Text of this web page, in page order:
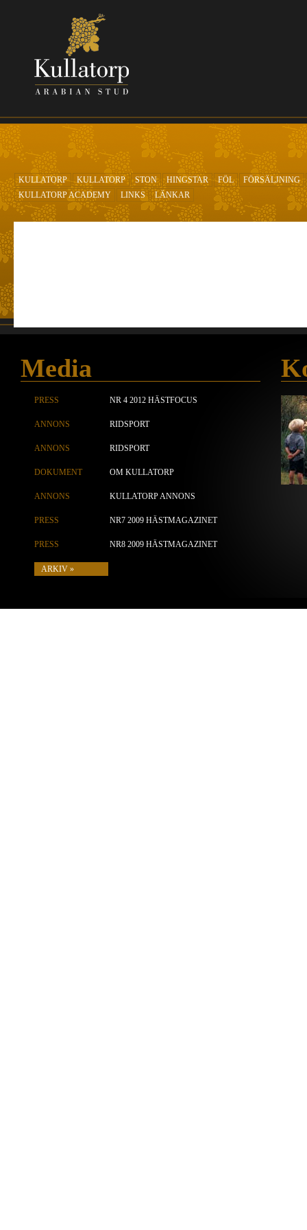
KULLATORP KULLATORP STON HINGSTAR FÖL
FÖRSÄLJNING
KULLATORP ACADEMY
LINKS LÄNKAR
Media
PRESS NR 4 2012 HÄSTFOCUS
ANNONS RIDSPORT
ANNONS RIDSPORT
DOKUMENT OM KULLATORP
ANNONS KULLATORP ANNONS
PRESS NR7 2009 HÄSTMAGAZINET
PRESS NR8 2009 HÄSTMAGAZINET
ARKIV »